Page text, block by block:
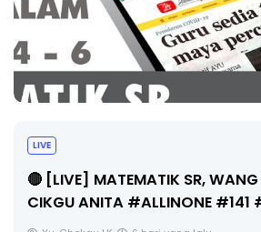
Sejarah Tingkatan 4
Unknown 6 hari yang lalu